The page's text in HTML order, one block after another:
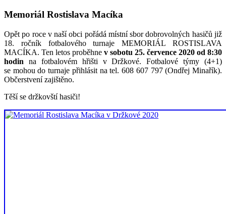
Memoriál Rostislava Macíka
Opět po roce v naší obci pořádá místní sbor dobrovolných hasičů již
18. ročník fotbalového turnaje MEMORIÁL ROSTISLAVA
MACÍKA. Ten letos proběhne v sobotu 25. července 2020 od 8:30
hodin na fotbalovém hřišti v Držkové. Fotbalové týmy (4+1)
se mohou do turnaje přihlásit na tel. 608 607 797 (Ondřej Minařík).
Občerstvení zajištěno.
Těší se držkovští hasiči!